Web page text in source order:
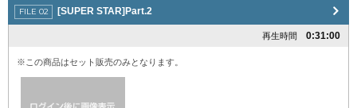
[SUPER STAR]Part.2
再生時間 0:31:00
※この商品はセット販売のみとなります。